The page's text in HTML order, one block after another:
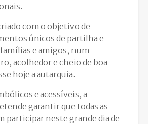
com o objetivo de
únicos de partilha e
e amigos, num
acolhedor e cheio de boa
hoje a autarquia.
e acessíveis, a
garantir que todas as
participar neste grande dia de